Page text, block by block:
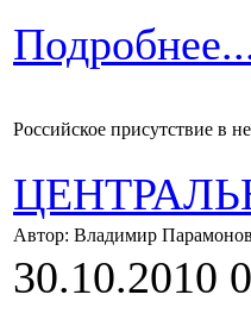
Российское присутствие в
Автор: Владимир Парамонов
30.10.2010